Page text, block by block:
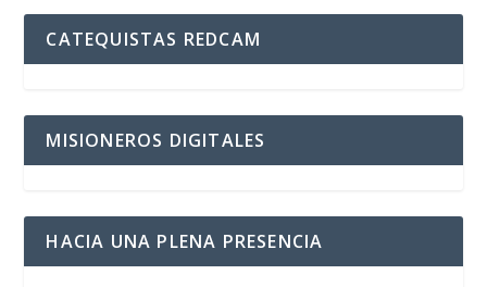
CATEQUISTAS REDCAM
MISIONEROS DIGITALES
HACIA UNA PLENA PRESENCIA